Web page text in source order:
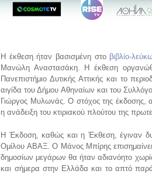
Η έκθεση ήταν βασισμένη στο βιβλίο-
Μανώλη Αναστασάκη. Η έκθεση
Πανεπιστήμιο Δυτικής Αττικής και το
αιγίδα του Δήμου Αθηναίων και του
Γιώργος Μυλωνάς. Ο στόχος της έκδοσης,
η ανάδειξη του κτιριακού πλούτου της
Η Έκδοση, καθώς και η Έκθεση, έγιναν
Ομίλου ΑΒΑΞ. Ο Μάνος Μπίρης επισημαίνει
δημοσίων μεγάρων θα ήταν αδιανόητο
και σήμερα στην Ελλάδα και το απτό